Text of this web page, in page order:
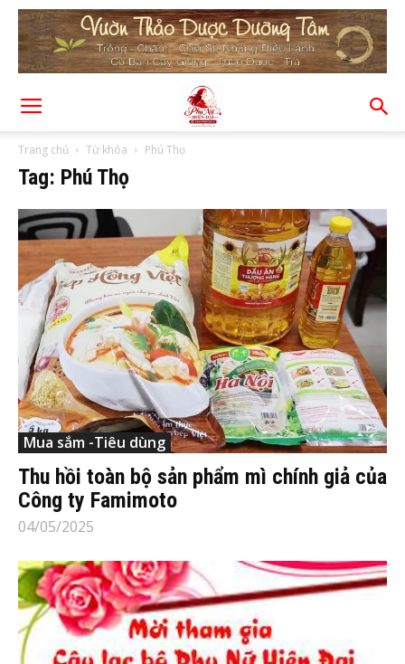
Trang chủ Từ khóa Phú Thọ
Tag: Phú Thọ
Mua sắm -Tiêu dùng
Thu hồi toàn bộ sản phẩm mì chính giả của
Công ty Famimoto
04/05/2025